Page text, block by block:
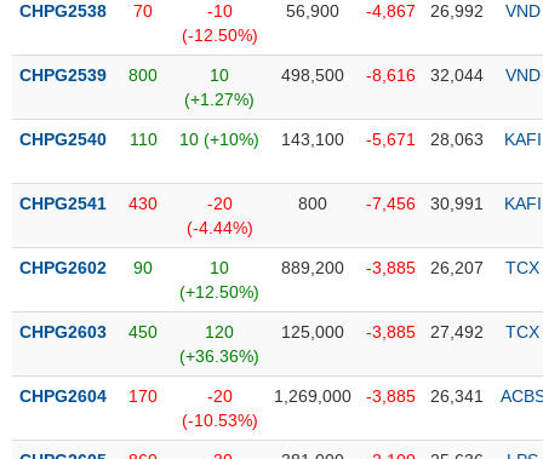
thái
phiếu
mô
thị
Niêm
Niêm
mới
CHPG2538 70
-10
(-12.50%)
56,900 -4,867 26,992 VND
CHPG2539 800
10
(+1.27%)
498,500 -8,616 32,044 VND
CHPG2540 110 10 (+10%) 143,100 -5,671 28,063 KAFI
CHPG2541 430
-20
(-4.44%)
800 -7,456 30,991 KAFI
CHPG2602 90
10
(+12.50%)
889,200 -3,885 26,207 TCX
CHPG2603 450
120
(+36.36%)
125,000 -3,885 27,492 TCX
CHPG2604 170
-20
(-10.53%)
1,269,000 -3,885 26,341
NGÀNH
DOANH
NGHIỆP
PHIẾU
PHÁI